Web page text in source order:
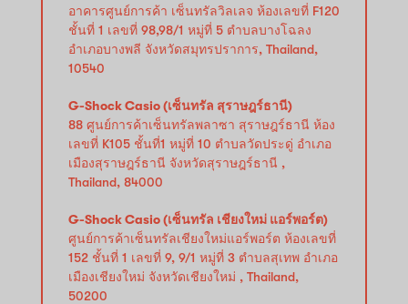
อาคารศูนย์การค้า เซ็นทรัลวิลเลจ ห้องเลขที่ F120
ชั้นที่ 1 เลขที่ 98,98/1 หมู่ที่ 5 ตำบลบางโฉลง
อำเภอบางพลี จังหวัดสมุทรปราการ, Thailand,
10540
G-Shock Casio (เซ็นทรัล สุราษฎร์ธานี)
88 ศูนย์การค้าเซ็นทรัลพลาซา สุราษฎร์ธานี ห้อง
เลขที่ K105 ชั้นที่1 หมู่ที่ 10 ตำบลวัดประดู่ อำเภอ
เมืองสุราษฎร์ธานี จังหวัดสุราษฎร์ธานี ,
Thailand, 84000
G-Shock Casio (เซ็นทรัล เชียงใหม่ แอร์พอร์ต)
ศูนย์การค้าเซ็นทรัลเชียงใหม่แอร์พอร์ต ห้องเลขที่
152 ชั้นที่ 1 เลขที่ 9, 9/1 หมู่ที่ 3 ตำบลสุเทพ อำเภอ
เมืองเชียงใหม่ จังหวัดเชียงใหม่ , Thailand,
50200